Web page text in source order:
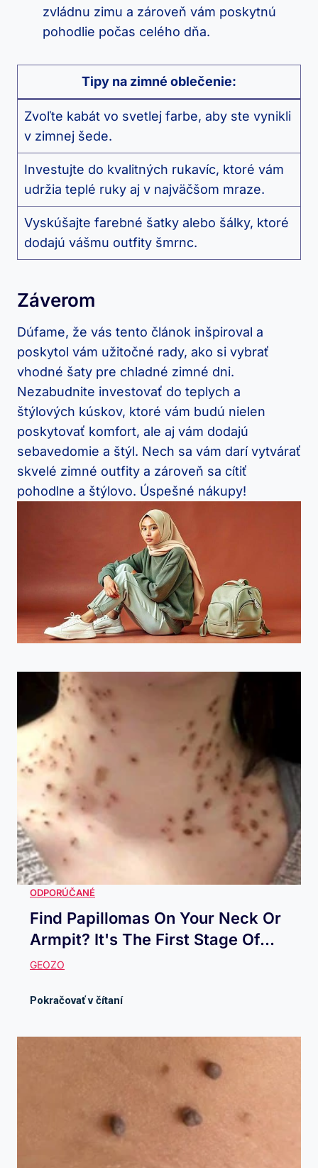
zvládnu zimu a zároveň vám poskytnú
pohodlie počas celého​ dňa.
Tipy ‍na zimné oblečenie:
Zvoľte ‍kabát vo svetlej farbe, aby ste vynikli
v zimnej šede.
Investujte do kvalitných rukavíc, ktoré vám
udržia teplé ⁢ruky⁣ aj v najväčšom mraze.
Vyskúšajte farebné šatky alebo šálky, ktoré
dodajú vášmu‌ outfity šmrnc.
Záverom
Dúfame, že vás tento článok ⁣inšpiroval a​
poskytol vám užitočné rady, ako ⁣si vybrať
vhodné šaty ​pre chladné zimné dni.
Nezabudnite investovať do teplych​ a⁤
štýlových kúskov,⁢ ktoré vám ⁢budú nielen
poskytovať komfort, ale aj vám dodajú
sebavedomie a štýl. Nech sa vám darí vytvárať
skvelé zimné outfity​ a zároveň​ sa cítiť
pohodlne⁤ a štýlovo. Úspešné nákupy!
Find Papillomas On Your Neck Or
Armpit? It's The First Stage Of...